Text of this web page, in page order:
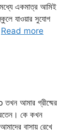
মধ্যে একমাত্র আমিই
যাওয়ার সুযোগ
Read more
আমার গ্রীষ্মের
কে কখন
বাসায় রেখে